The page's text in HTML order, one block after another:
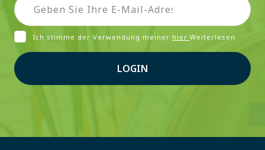
Ich stimme der Verwendung meiner hier Weiterlesen
LOGIN